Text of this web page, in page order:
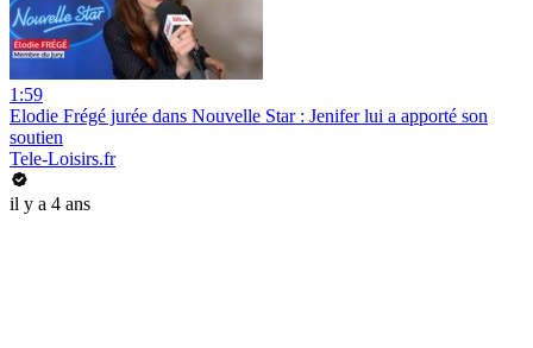
1:59
Elodie Frégé jurée dans Nouvelle Star : Jenifer lui a apporté son
soutien
Tele-Loisirs.fr
il y a 4 ans